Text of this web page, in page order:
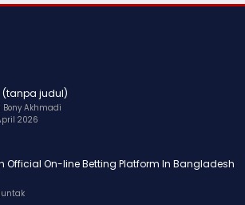
(tanpa judul)
Bony Akhmadi
2026
Official On-line Betting Platform In Bangladesh